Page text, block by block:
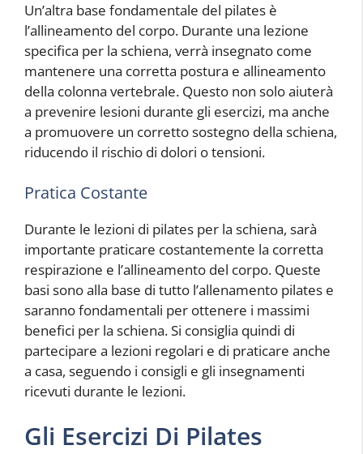
Un’altra base fondamentale del pilates è
l’allineamento del corpo. Durante una lezione
specifica per la schiena, verrà insegnato come
mantenere una corretta postura e allineamento
della colonna vertebrale. Questo non solo aiuterà
a prevenire lesioni durante gli esercizi, ma anche
a promuovere un corretto sostegno della schiena,
riducendo il rischio di dolori o tensioni.
Pratica Costante
Durante le lezioni di pilates per la schiena, sarà
importante praticare costantemente la corretta
respirazione e l’allineamento del corpo. Queste
basi sono alla base di tutto l’allenamento pilates e
saranno fondamentali per ottenere i massimi
benefici per la schiena. Si consiglia quindi di
partecipare a lezioni regolari e di praticare anche
a casa, seguendo i consigli e gli insegnamenti
ricevuti durante le lezioni.
Gli Esercizi Di Pilates